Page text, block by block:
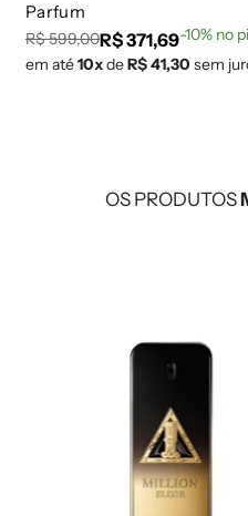
Parfum
Preço
regular
R$ 599,00
Preço
de
R$ 371,69-10% no
em até10xdeR$ 41,30 sem
OS PRODUTOS